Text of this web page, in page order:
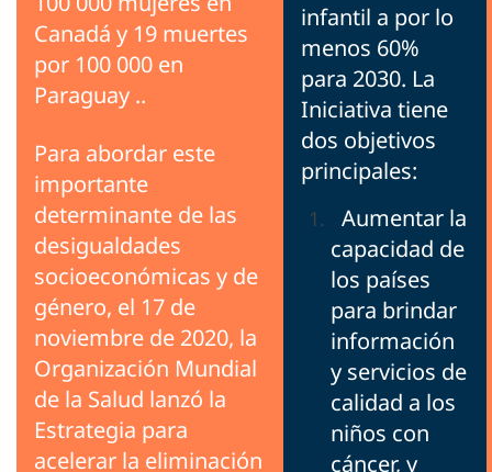
Canadá y 19 muertes
por 100 000 en
Paraguay ..
Para abordar este
importante
determinante de las
desigualdades
socioeconómicas y de
género, el 17 de
noviembre de 2020, la
Organización Mundial
de la Salud lanzó la
Estrategia para
acelerar la eliminación
infantil a por lo
menos 60%
para 2030. La
Iniciativa tiene
dos objetivos
principales:
Aumentar la
capacidad de
los países
para brindar
información
y servicios de
calidad a los
niños con
cáncer, y